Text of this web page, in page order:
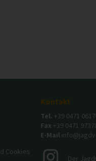
Cookies
Kontakt
Tel. +39 0471
Fax +39 0471
E-Mail
Der